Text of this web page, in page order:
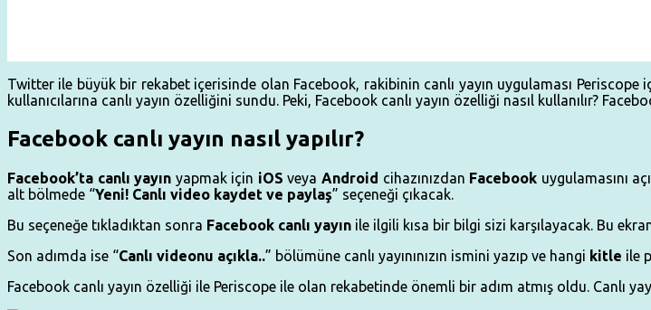
Twitter ile büyük bir rekabet içerisinde olan Facebook, rakibinin canlı yayın uygulaması Periscope
kullanıcılarına canlı yayın özelliğini sundu. Peki, Facebook canlı yayın özelliği nasıl kullanılır?
Facebook canlı yayın nasıl yapılır?
Facebook’ta canlı yayın yapmak için iOSveya Android cihazınızdan Facebook uygulamasını
alt bölmede “Yeni! Canlı video kaydet ve paylaş” seçeneği çıkacak.
Bu seçeneğe tıkladıktan sonra Facebook canlı yayın ile ilgili kısa bir bilgi sizi karşılayacak. Bu
Son adımda ise “Canlı videonu açıkla..” bölümüne canlı yayınınızın ismini yazıp ve hangi kitle ile
Facebook canlı yayın özelliği ile Periscope ile olan rekabetinde önemli bir adım atmış oldu. Canlı